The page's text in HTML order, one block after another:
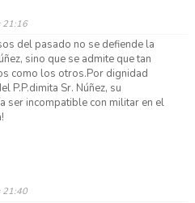
21:16
del pasado no se defiende la
sino que se admite que tan
como los otros.Por dignidad
P.P.dimita Sr. Núñez, su
ser incompatible con militar en el
21:40